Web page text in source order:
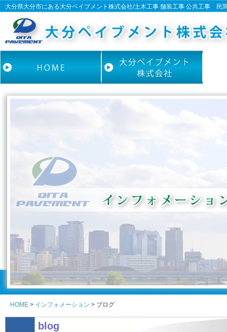
大分県大分市にある大分ペイブメント株式会社/土木工事 舗装工事 公共工事
HOME > インフォメーション > ブログ
blog